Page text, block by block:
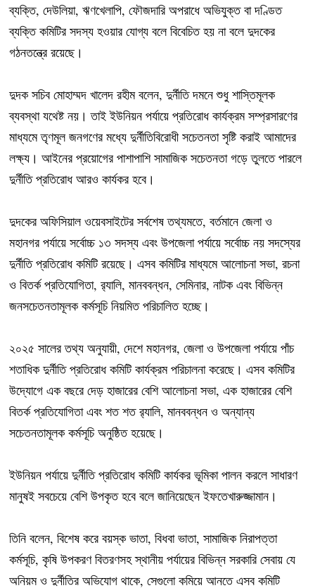
ব্যক্তি, দেউলিয়া, ঋণখেলাপি, ফৌজদারি অপরাধে অভিযুক্ত বা দণ্ডিত
ব্যক্তি কমিটির সদস্য হওয়ার যোগ্য বলে বিবেচিত হয় না বলে দুদকের
গঠনতন্ত্রে রয়েছে।
দুদক সচিব মোহাম্মদ খালেদ রহীম বলেন, দুর্নীতি দমনে শুধু শাস্তিমূলক
ব্যবস্থা যথেষ্ট নয়। তাই ইউনিয়ন পর্যায়ে প্রতিরোধ কার্যক্রম সম্প্রসারণের
মাধ্যমে তৃণমূল জনগণের মধ্যে দুর্নীতিবিরোধী সচেতনতা সৃষ্টি করাই আমাদের
লক্ষ্য। আইনের প্রয়োগের পাশাপাশি সামাজিক সচেতনতা গড়ে তুলতে পারলে
দুর্নীতি প্রতিরোধ আরও কার্যকর হবে।
দুদকের অফিসিয়াল ওয়েবসাইটের সর্বশেষ তথ্যমতে, বর্তমানে জেলা ও
মহানগর পর্যায়ে সর্বোচ্চ ১৩ সদস্য এবং উপজেলা পর্যায়ে সর্বোচ্চ নয় সদস্যের
দুর্নীতি প্রতিরোধ কমিটি রয়েছে। এসব কমিটির মাধ্যমে আলোচনা সভা, রচনা
ও বিতর্ক প্রতিযোগিতা, র‌্যালি, মানববন্ধন, সেমিনার, নাটক এবং বিভিন্ন
জনসচেতনতামূলক কর্মসূচি নিয়মিত পরিচালিত হচ্ছে।
২০২৫ সালের তথ্য অনুযায়ী, দেশে মহানগর, জেলা ও উপজেলা পর্যায়ে পাঁচ
শতাধিক দুর্নীতি প্রতিরোধ কমিটি কার্যক্রম পরিচালনা করেছে। এসব কমিটির
উদ্যোগে এক বছরে দেড় হাজারের বেশি আলোচনা সভা, এক হাজারের বেশি
বিতর্ক প্রতিযোগিতা এবং শত শত র‌্যালি, মানববন্ধন ও অন্যান্য
সচেতনতামূলক কর্মসূচি অনুষ্ঠিত হয়েছে।
ইউনিয়ন পর্যায়ে দুর্নীতি প্রতিরোধ কমিটি কার্যকর ভূমিকা পালন করলে সাধারণ
মানুষই সবচেয়ে বেশি উপকৃত হবে বলে জানিয়েছেন ইফতেখারুজ্জামান।
তিনি বলেন, বিশেষ করে বয়স্ক ভাতা, বিধবা ভাতা, সামাজিক নিরাপত্তা
কর্মসূচি, কৃষি উপকরণ বিতরণসহ স্থানীয় পর্যায়ের বিভিন্ন সরকারি সেবায় যে
অনিয়ম ও দুর্নীতির অভিযোগ থাকে, সেগুলো কমিয়ে আনতে এসব কমিটি